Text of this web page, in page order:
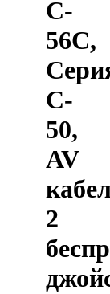
C-
56C,
C-
50,
AV
2